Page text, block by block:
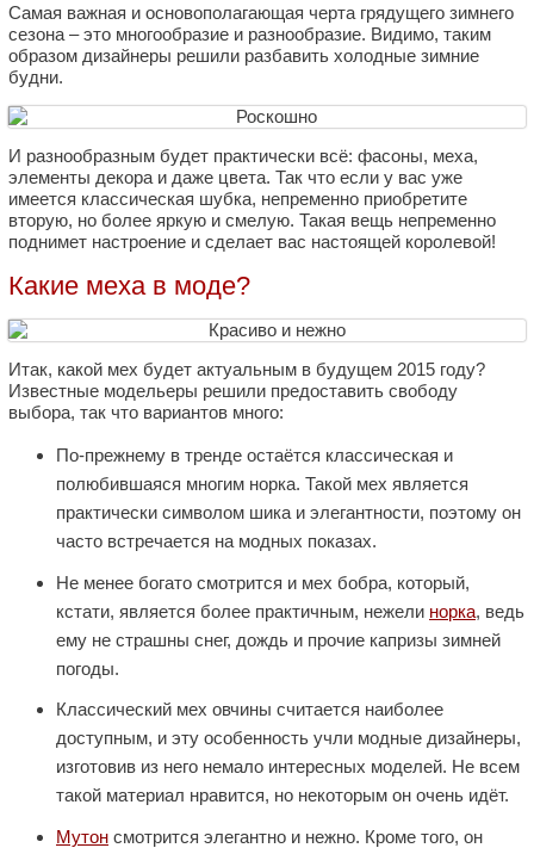
Самая важная и основополагающая черта грядущего зимнего
сезона – это многообразие и разнообразие. Видимо, таким
образом дизайнеры решили разбавить холодные зимние
будни.
И разнообразным будет практически всё: фасоны, меха,
элементы декора и даже цвета. Так что если у вас уже
имеется классическая шубка, непременно приобретите
вторую, но более яркую и смелую. Такая вещь непременно
поднимет настроение и сделает вас настоящей королевой!
Какие меха в моде?
Итак, какой мех будет актуальным в будущем 2015 году?
Известные модельеры решили предоставить свободу
выбора, так что вариантов много:
По-прежнему в тренде остаётся классическая и
полюбившаяся многим норка. Такой мех является
практически символом шика и элегантности, поэтому он
часто встречается на модных показах.
Не менее богато смотрится и мех бобра, который,
кстати, является более практичным, нежели норка, ведь
ему не страшны снег, дождь и прочие капризы зимней
погоды.
Классический мех овчины считается наиболее
доступным, и эту особенность учли модные дизайнеры,
изготовив из него немало интересных моделей. Не всем
такой материал нравится, но некоторым он очень идёт.
Мутон смотрится элегантно и нежно. Кроме того, он